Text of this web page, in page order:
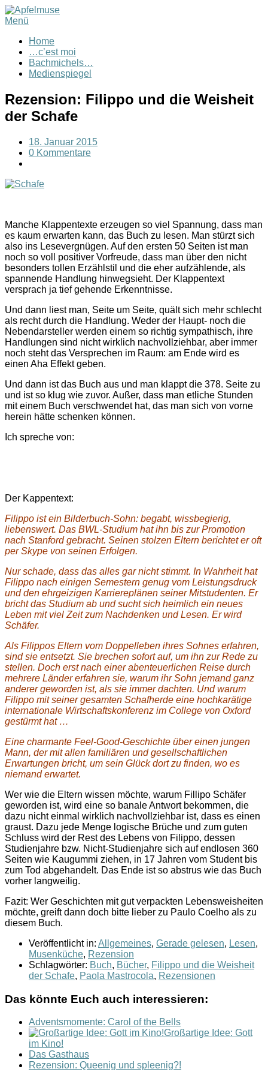
Menü
Home
…c’est moi
Bachmichels…
Medienspiegel
Rezension: Filippo und die Weisheit
der Schafe
18. Januar 2015
0 Kommentare
Manche Klappentexte erzeugen so viel Spannung, dass man
es kaum erwarten kann, das Buch zu lesen. Man stürzt sich
also ins Lesevergnügen. Auf den ersten 50 Seiten ist man
noch so voll positiver Vorfreude, dass man über den nicht
besonders tollen Erzählstil und die eher aufzählende, als
spannende Handlung hinwegsieht. Der Klappentext
versprach ja tief gehende Erkenntnisse.
Und dann liest man, Seite um Seite, quält sich mehr schlecht
als recht durch die Handlung. Weder der Haupt- noch die
Nebendarsteller werden einem so richtig sympathisch, ihre
Handlungen sind nicht wirklich nachvollziehbar, aber immer
noch steht das Versprechen im Raum: am Ende wird es
einen Aha Effekt geben.
Und dann ist das Buch aus und man klappt die 378. Seite zu
und ist so klug wie zuvor. Außer, dass man etliche Stunden
mit einem Buch verschwendet hat, das man sich von vorne
herein hätte schenken können.
Ich spreche von:
Der Kappentext:
Filippo ist ein Bilderbuch-Sohn: begabt, wissbegierig,
liebenswert. Das BWL-Studium hat ihn bis zur Promotion
nach Stanford gebracht. Seinen stolzen Eltern berichtet er oft
per Skype von seinen Erfolgen.
Nur schade, dass das alles gar nicht stimmt. In Wahrheit hat
Filippo nach einigen Semestern genug vom Leistungsdruck
und den ehrgeizigen Karriereplänen seiner Mitstudenten. Er
bricht das Studium ab und sucht sich heimlich ein neues
Leben mit viel Zeit zum Nachdenken und Lesen. Er wird
Schäfer.
Als Filippos Eltern vom Doppelleben ihres Sohnes erfahren,
sind sie entsetzt. Sie brechen sofort auf, um ihn zur Rede zu
stellen. Doch erst nach einer abenteuerlichen Reise durch
mehrere Länder erfahren sie, warum ihr Sohn jemand ganz
anderer geworden ist, als sie immer dachten. Und warum
Filippo mit seiner gesamten Schafherde eine hochkarätige
internationale Wirtschaftskonferenz im College von Oxford
gestürmt hat …
Eine charmante Feel-Good-Geschichte über einen jungen
Mann, der mit allen familiären und gesellschaftlichen
Erwartungen bricht, um sein Glück dort zu finden, wo es
niemand erwartet.
Wer wie die Eltern wissen möchte, warum Fillipo Schäfer
geworden ist, wird eine so banale Antwort bekommen, die
dazu nicht einmal wirklich nachvollziehbar ist, dass es einen
graust. Dazu jede Menge logische Brüche und zum guten
Schluss wird der Rest des Lebens von Filippo, dessen
Studienjahre bzw. Nicht-Studienjahre sich auf endlosen 360
Seiten wie Kaugummi ziehen, in 17 Jahren vom Student bis
zum Tod abgehandelt. Das Ende ist so abstrus wie das Buch
vorher langweilig.
Fazit: Wer Geschichten mit gut verpackten Lebensweisheiten
möchte, greift dann doch bitte lieber zu Paulo Coelho als zu
diesem Buch.
Veröffentlicht in: Allgemeines, Gerade gelesen, Lesen,
Musenküche, Rezension
Schlagwörter: Buch, Bücher, Filippo und die Weisheit
der Schafe, Paola Mastrocola, Rezensionen
Das könnte Euch auch interessieren:
Adventsmomente: Carol of the Bells
Großartige Idee: Gott
im Kino!
Das Gasthaus
Rezension: Queenig und spleenig?!